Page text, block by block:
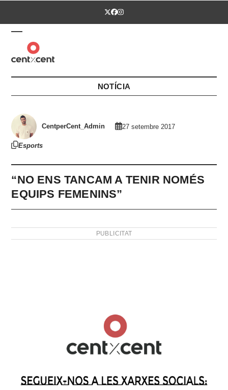
Twitter
Facebook
Instagram
Open
mobile
menu
Close
mobile
menu
NOTÍCIA
CentperCent_Admin 27 setembre 2017
Esports
“NO ENS TANCAM A TENIR NOMÉS
EQUIPS FEMENINS”
PUBLICITAT